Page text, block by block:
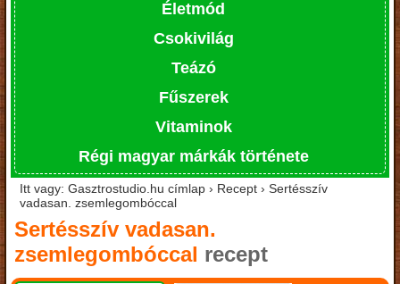
Életmód
Csokivilág
Teázó
Fűszerek
Vitaminok
Régi magyar márkák története
Itt vagy: Gasztrostudio.hu címlap › Recept › Sertésszív
vadasan. zsemlegombóccal
Sertésszív vadasan.
zsemlegombóccal recept